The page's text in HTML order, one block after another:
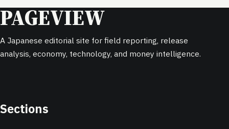
PAGEVIEW
A Japanese editorial site for field reporting, release
analysis, economy, technology, and money intelligence.
Sections